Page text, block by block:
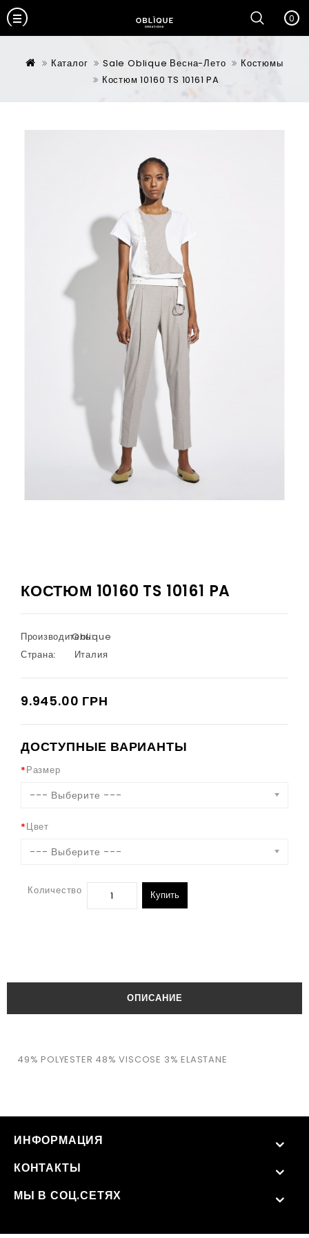
0
Каталог Sale Oblique Весна-Лето
Костюмы
Костюм 10160 TS 10161 PA
КОСТЮМ 10160 TS 10161 PA
Производитель:
Oblique
Страна:
Италия
9.945.00 ГРН
ДОСТУПНЫЕ ВАРИАНТЫ
Размер
--- Выберите ---
Цвет
--- Выберите ---
Количество Купить
ОПИСАНИЕ
49% POLYESTER 48% VISCOSE 3% ELASTANE
ИНФОРМАЦИЯ
КОНТАКТЫ
МЫ В СОЦ.СЕТЯХ